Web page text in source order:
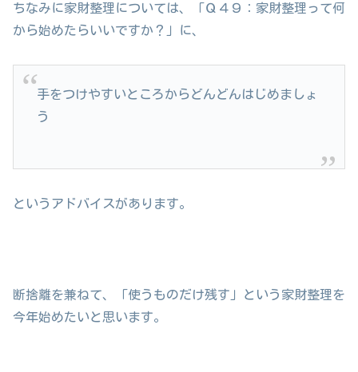
ちなみに家財整理については、「Ｑ４９：家財整理って何
から始めたらいいですか？」に、
手をつけやすいところからどんどんはじめましょ
う
というアドバイスがあります。
断捨離を兼ねて、「使うものだけ残す」という家財整理を
今年始めたいと思います。